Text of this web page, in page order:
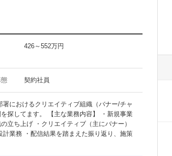
426～552万円
契約社員
におけるクリエイティブ組織（バナー/チャ
探してます。 【主な業務内容】 ・新規事業
立ち上げ ・クリエイティブ（主にバナー）
業務 ・配信結果を踏まえた振り返り、施策